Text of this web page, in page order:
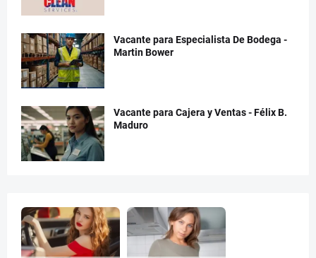
Vacante para Especialista De Bodega -
Martin Bower
Vacante para Cajera y Ventas - Félix B.
Maduro